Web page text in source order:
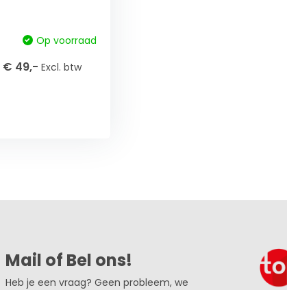
Op voorraad
€ 49,- Excl. btw
Mail of Bel ons!
Heb je een vraag? Geen probleem, we